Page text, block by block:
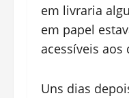
em livraria
em papel
acessíveis aos
Uns dias